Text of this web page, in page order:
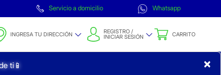
Servicio a domicilio Whatsapp
INGRESA TU DIRECCIÓN REGISTRO /
INICIAR SESIÓN CARRITO
ti📱 ×